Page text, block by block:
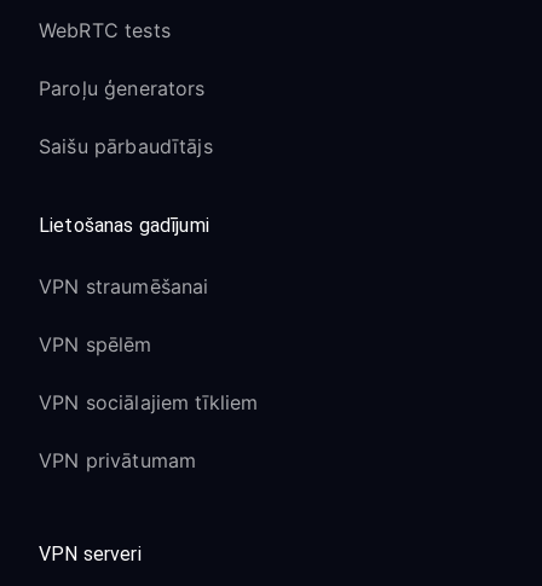
WebRTC tests
Paroļu ģenerators
Saišu pārbaudītājs
Lietošanas gadījumi
VPN straumēšanai
VPN spēlēm
VPN sociālajiem tīkliem
VPN privātumam
VPN serveri